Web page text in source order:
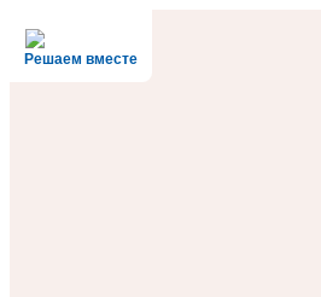
Решаем вместе